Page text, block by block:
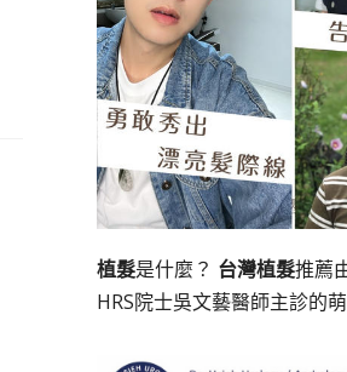
植髮是什麼？ 台灣植髮推薦
HRS院士吳文藝醫師主診的